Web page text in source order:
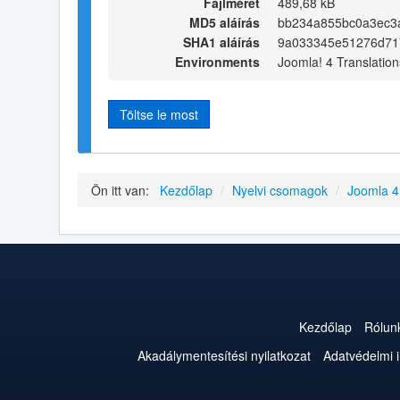
MD5 aláírás
SHA1 aláírás
Environments
Joomla! 4
Töltse le most
Ön itt van: Kezdőlap / Nyelvi csomagok / Joomla
Kezdőlap
Akadálymentesítési nyilatkozat
Adatvédelmi